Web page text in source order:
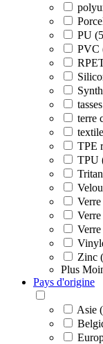
PU
PVC
terre
TPE
TPU
Zinc
Plus
Pays d'origine
Asie